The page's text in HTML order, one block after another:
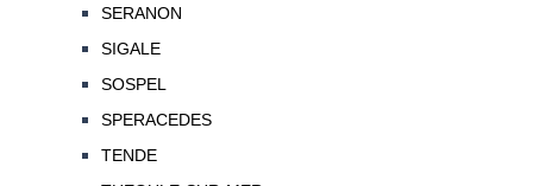
SERANON
SIGALE
SOSPEL
SPERACEDES
TENDE